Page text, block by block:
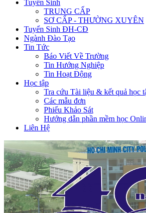
Tuyển Sinh
TRUNG CẤP
SƠ CẤP - THƯỜNG XUYÊN
Tuyển Sinh ĐH-CĐ
Ngành Đào Tạo
Tin Tức
Báo Viết Về Trường
Tin Hướng Nghiệp
Tin Hoạt Động
Học tập
Tra cứu Tài liệu & kết quả học
Các mẫu đơn
Phiếu Khảo Sát
Hướng dẫn phần mềm học
Liên Hệ